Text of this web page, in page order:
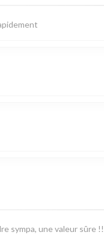
sympa, une valeur sûre !!